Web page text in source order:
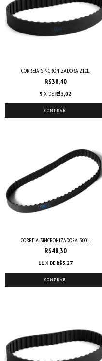
CORREIA SINCRONIZADORA 210L
R$38,40
9 X DE R$5,02
COMPRAR
CORREIA SINCRONIZADORA 360H
R$48,30
11 X DE R$5,27
COMPRAR